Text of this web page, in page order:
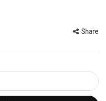
Share